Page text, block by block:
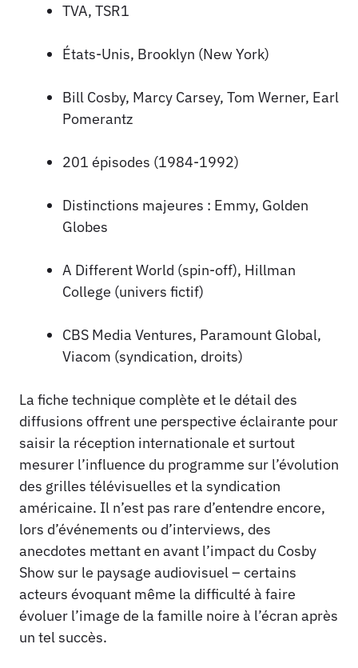
TVA, TSR1
États-Unis, Brooklyn (New York)
Bill Cosby, Marcy Carsey, Tom Werner, Earl
Pomerantz
201 épisodes (1984-1992)
Distinctions majeures : Emmy, Golden
Globes
A Different World (spin-off), Hillman
College (univers fictif)
CBS Media Ventures, Paramount Global,
Viacom (syndication, droits)
La fiche technique complète et le détail des
diffusions offrent une perspective éclairante pour
saisir la réception internationale et surtout
mesurer l’influence du programme sur l’évolution
des grilles télévisuelles et la syndication
américaine. Il n’est pas rare d’entendre encore,
lors d’événements ou d’interviews, des
anecdotes mettant en avant l’impact du Cosby
Show sur le paysage audiovisuel – certains
acteurs évoquant même la difficulté à faire
évoluer l’image de la famille noire à l’écran après
un tel succès.